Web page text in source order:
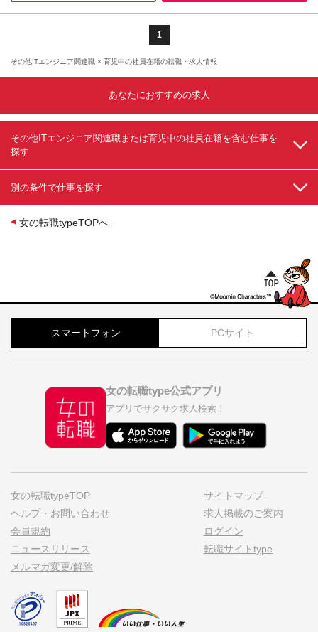
1
その他ITエンジニア関連職 × 育児中の社員在籍の転職・求人情報
あなたにおすすめの求人
その他ITエンジニア関連職または育児中の社員在籍を含む仕事を
探す
別の条件で仕事を探す
女の転職typeTOPへ
スマートフォン PCサイト
女の転職type公式アプリ
アプリでサクサク求人検索！
女の転職typeTOP
ヘルプ・お問い合わせ
会員規約
ニュースリリース
メルマガ変更/解除
サイトマップ
求人掲載のご案内
ログイン
転職サイトtype